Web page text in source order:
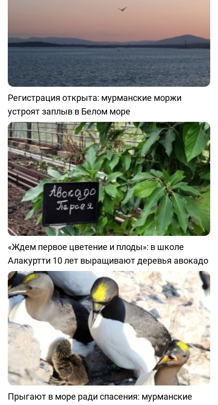
Регистрация открыта: мурманские моржи
устроят заплыв в Белом море
«Ждем первое цветение и плоды»: в школе
Алакуртти 10 лет выращивают деревья авокадо
Прыгают в море ради спасения: мурманские